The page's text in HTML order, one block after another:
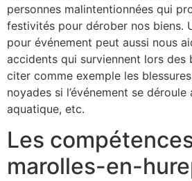
personnes malintentionnées qui
festivités pour dérober nos biens.
pour événement peut aussi nous
accidents qui surviennent lors des
citer comme exemple les
noyades si l’événement se déroule
aquatique, etc.
Les
marolles-en-